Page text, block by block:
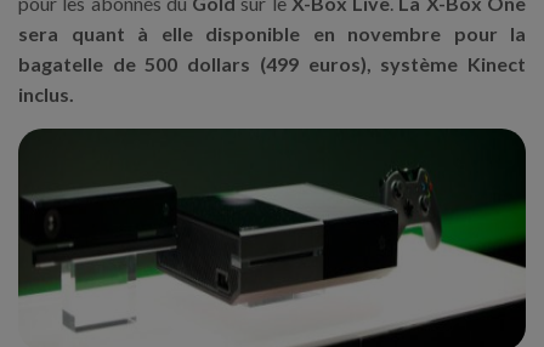
sera quant à elle disponible en novembre pour la
bagatelle de 500 dollars (499 euros), système Kinect
inclus.